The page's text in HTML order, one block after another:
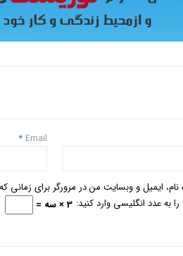
Email
*
نام، ایمیل و وبسایت من در مرورگر برای زمانی
به عدد انگلیسی وارد کنید: 3 × سه =